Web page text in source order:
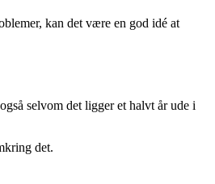
kan det være en god idé at
selvom det ligger et halvt år ude i
det.